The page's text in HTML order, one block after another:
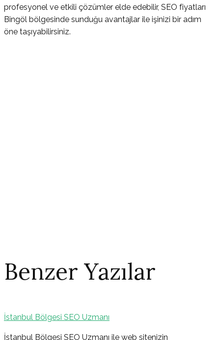
profesyonel ve etkili çözümler elde edebilir, SEO fiyatları
Bingöl bölgesinde sunduğu avantajlar ile işinizi bir adım
öne taşıyabilirsiniz.
Benzer Yazılar
İstanbul Bölgesi SEO Uzmanı
İstanbul Bölgesi SEO Uzmanı ile web sitenizin